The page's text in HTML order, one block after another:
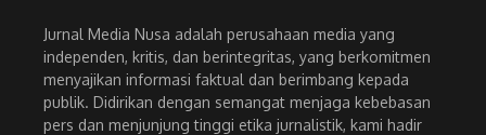
Jurnal Media Nusa adalah perusahaan media yang
independen, kritis, dan berintegritas, yang berkomitmen
menyajikan informasi faktual dan berimbang kepada
publik. Didirikan dengan semangat menjaga kebebasan
pers dan menjunjung tinggi etika jurnalistik, kami hadir